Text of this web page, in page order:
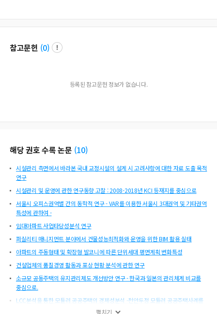
참고문헌 (0)
등록된 참고문헌 정보가 없습니다.
해당 권호 수록 논문 (10)
시설관리 측면에서 바라본 국내 교정시설의 설계 시 고려사항에 대한 자료 도출 목적
연구
시설관리 및 운영에 관한 연구동향 고찰 : 2008-2018년 KCI 등재지를 중심으로
서울시 오피스권역별 간의 동학적 연구 - VAR를 이용한 서울시 3대권역 및 기타권역
특성에 관하여 -
임대아파트 사업타당성분석 연구
퍼실리티 매니지먼트 분야에서 건물성능최적화와 운영을 위한 BIM 활용 실태
아파트의 주동형태 및 확장형 발코니에 따른 단위세대 평면계획 변화특성
건설업체의 품질경영 활동과 포상 현황 분석에 관한 연구
소규모 공동주택의 유지관리제도 개선방안 연구 - 한국과 일본의 관리체계 비교를
중심으로.
LCC분석을 통한 모듈러 공공주택의 경제성분석 -천안두정 모듈러 공공주택사례를
펼치기